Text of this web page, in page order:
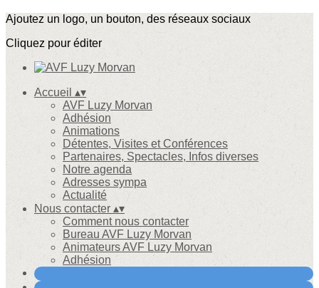
Ajoutez un logo, un bouton, des réseaux sociaux
Cliquez pour éditer
Accueil ▴▾
AVF Luzy Morvan
Adhésion
Animations
Détentes, Visites et Conférences
Partenaires, Spectacles, Infos diverses
Notre agenda
Adresses sympa
Actualité
Nous contacter ▴▾
Comment nous contacter
Bureau AVF Luzy Morvan
Animateurs AVF Luzy Morvan
Adhésion